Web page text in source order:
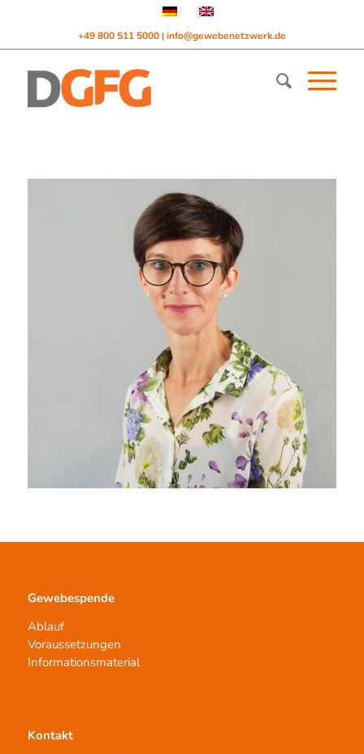
+49 800 511 5000 | info@gewebenetzwerk.de
Gewebespende
Ablauf
Voraussetzungen
Informationsmaterial
Kontakt